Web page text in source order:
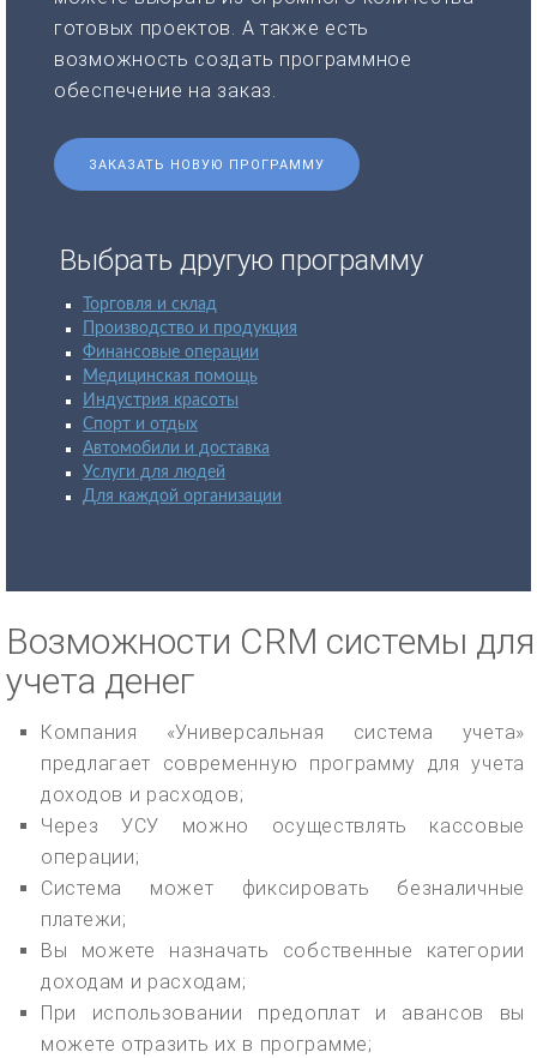
готовых проектов. А также есть
возможность создать программное
обеспечение на заказ.
ЗАКАЗАТЬ НОВУЮ ПРОГРАММУ
Выбрать другую программу
Торговля и склад
Производство и продукция
Финансовые операции
Медицинская помощь
Индустрия красоты
Спорт и отдых
Автомобили и доставка
Услуги для людей
Для каждой организации
Возможности CRM системы для
учета денег
Компания «Универсальная система учета»
предлагает современную программу для учета
доходов и расходов;
Через УСУ можно осуществлять кассовые
операции;
Система может фиксировать безналичные
платежи;
Вы можете назначать собственные категории
доходам и расходам;
При использовании предоплат и авансов вы
можете отразить их в программе;